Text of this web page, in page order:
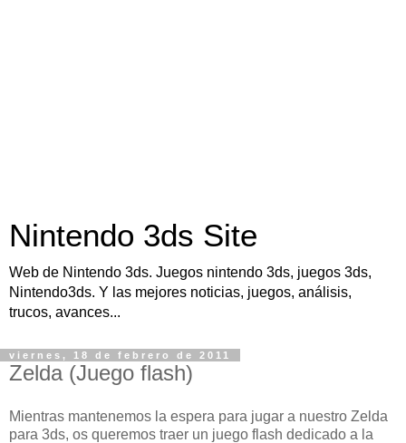
Nintendo 3ds Site
Web de Nintendo 3ds. Juegos nintendo 3ds, juegos 3ds,
Nintendo3ds. Y las mejores noticias, juegos, análisis,
trucos, avances...
viernes, 18 de febrero de 2011
Zelda (Juego flash)
Mientras mantenemos la espera para jugar a nuestro Zelda
para 3ds, os queremos traer un juego flash dedicado a la